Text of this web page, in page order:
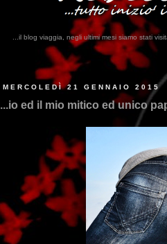
...il blog viaggia, negli ultimi mesi siamo stati
MERCOLEDÌ 21 GENNAIO 2015
...io ed il mio mitico ed unico